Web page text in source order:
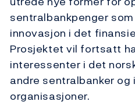
sentralbankpenger
innovasjon i det
Prosjektet vil fortsatt
interessenter i det
andre sentralbanker
organisasjoner.